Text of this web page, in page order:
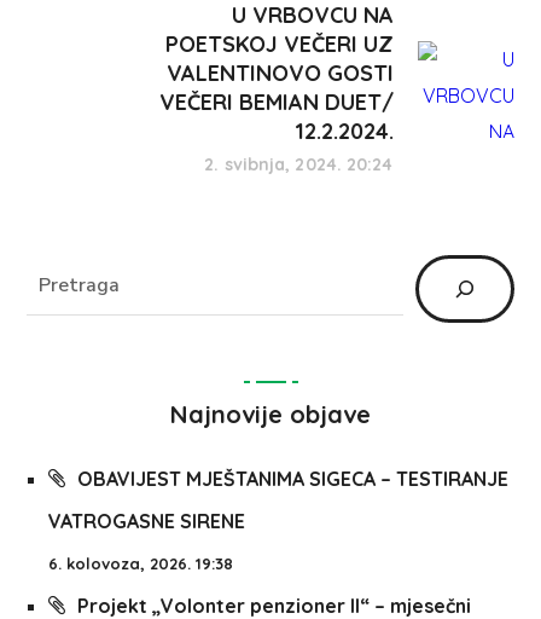
U VRBOVCU NA
POETSKOJ VEČERI UZ
VALENTINOVO GOSTI
VEČERI BEMIAN DUET/
12.2.2024.
2. svibnja, 2024. 20:24
Najnovije objave
OBAVIJEST MJEŠTANIMA SIGECA – TESTIRANJE
VATROGASNE SIRENE
6. kolovoza, 2026. 19:38
Projekt „Volonter penzioner II“ – mjesečni